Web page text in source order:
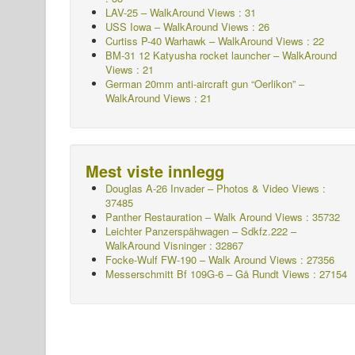
LAV-25 – WalkAround Views : 31
USS Iowa – WalkAround Views : 26
Curtiss P-40 Warhawk – WalkAround Views : 22
BM-31 12 Katyusha rocket launcher – WalkAround
Views : 21
German 20mm anti-aircraft gun “Oerlikon” –
WalkAround Views : 21
Mest viste innlegg
Douglas A-26 Invader – Photos & Video Views :
37485
Panther Restauration – Walk Around Views : 35732
Leichter Panzerspähwagen – Sdkfz.222 –
WalkAround Visninger : 32867
Focke-Wulf FW-190 – Walk Around Views : 27356
Messerschmitt Bf 109G-6 – Gå Rundt Views : 27154